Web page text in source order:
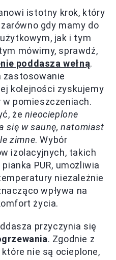
istotny krok, który
gdy mamy do
jak i tym
mówimy, sprawdź,
poddasza wełną.
zastosowanie
kolejności zyskujemy
w pomieszczeniach.
że nieocieplone
się w saunę, natomiast
zimne. Wybór
izolacyjnych, takich
PUR, umożliwia
niezależnie
wpływa na
życia.
przyczynia się
. Zgodnie z
nie są ocieplone,